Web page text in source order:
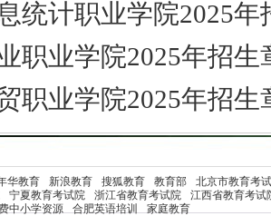
统计职业学院2025年
职业学院2025年招生
职业学院2025年招生
华教育 新浪教育 搜狐教育 教育部
北京市教育考
宁夏教育考试院 浙江省教育考试院
江西省教育考试
中小学资源 合肥英语培训 家庭教育